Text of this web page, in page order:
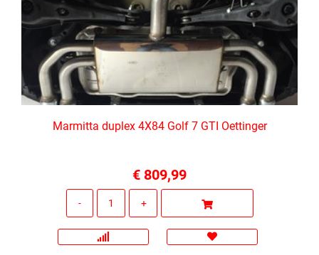
Marmitta duplex 4X84 Golf 7 GTI Oettinger
€ 809,99